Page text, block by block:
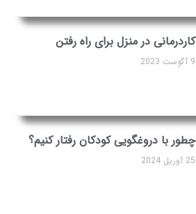
کاردرمانی در منزل برای راه رفتن
9 آگوست 2023
چطور با دروغگویی کودکان رفتار کنیم؟
25 آوریل 2024